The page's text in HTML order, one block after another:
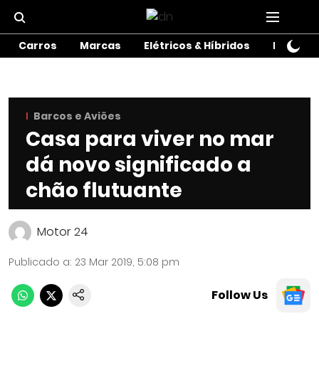
Carros Marcas Elétricos & Híbridos Motos
Barcos e Aviões
Casa para viver no mar
dá novo significado a
chão flutuante
Motor 24
Publicado a: 23 Mar 2019, 5:08 pm
Follow Us